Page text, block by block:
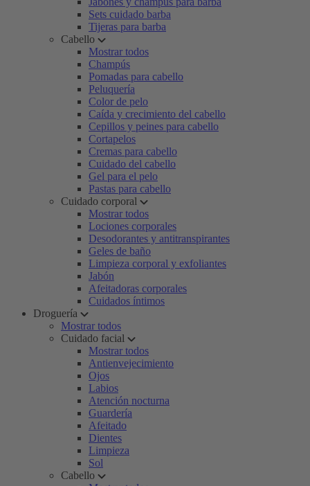
Sets cuidado barba
Tijeras para barba
Cabello
Mostrar todos
Champús
Pomadas para cabello
Peluquería
Color de pelo
Caída y crecimiento del cabello
Cepillos y peines para cabello
Cortapelos
Cremas para cabello
Cuidado del cabello
Gel para el pelo
Pastas para cabello
Cuidado corporal
Mostrar todos
Lociones corporales
Desodorantes y antitranspirantes
Geles de baño
Limpieza corporal y exfoliantes
Jabón
Afeitadoras corporales
Cuidados íntimos
Droguería
Mostrar todos
Cuidado facial
Mostrar todos
Antienvejecimiento
Ojos
Labios
Atención nocturna
Guardería
Afeitado
Dientes
Limpieza
Sol
Cabello